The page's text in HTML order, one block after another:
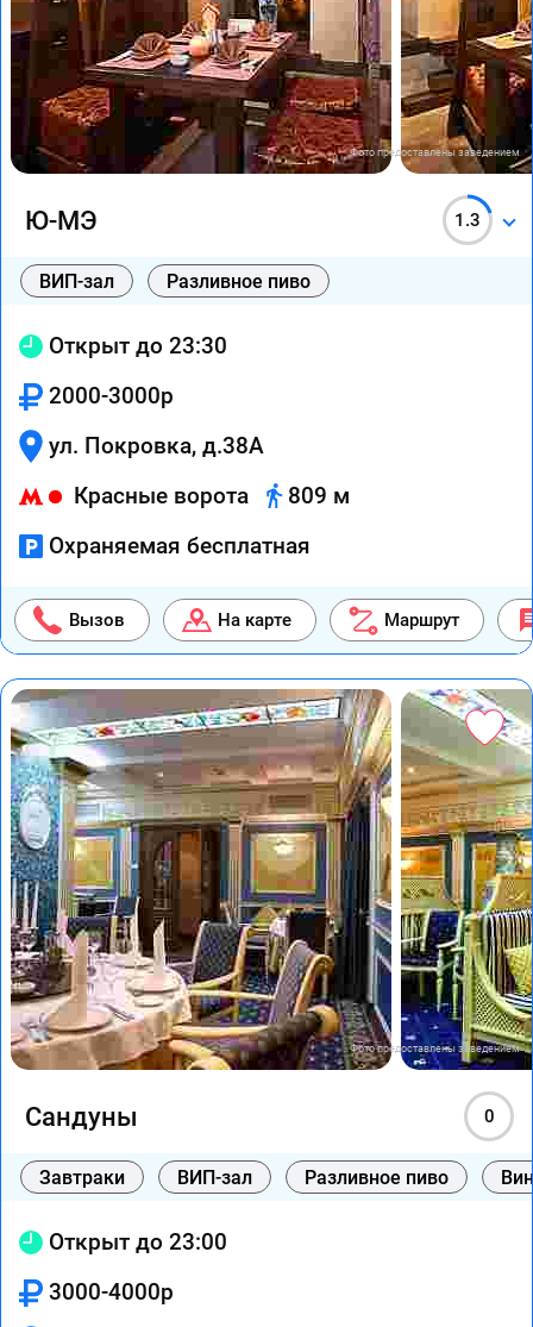
Фото предоставлены заведением
Ю-МЭ 1.3
ВИП-зал Разливное пиво
Открыт до 23:30
2000-3000р
ул. Покровка, д.38А
Красные ворота
809 м
Охраняемая бесплатная
Вызов На карте Маршрут
Фото предоставлены заведением
Сандуны 0
Завтраки ВИП-зал Разливное пиво
Открыт до 23:00
3000-4000р